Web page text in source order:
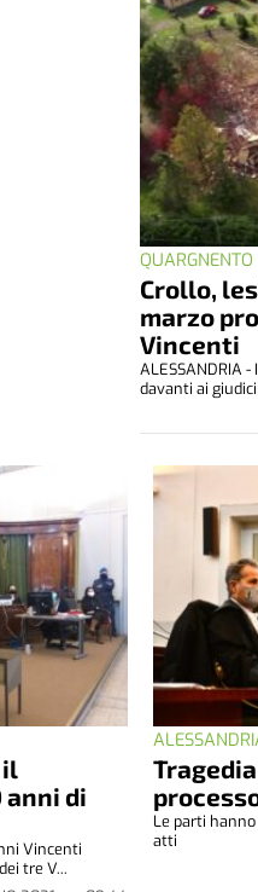
QUARGNENTO
Crollo,
marzo
Vincenti
ALESSANDRIA
davanti ai
il
anni di
Vincenti
tre V...
Le parti
atti